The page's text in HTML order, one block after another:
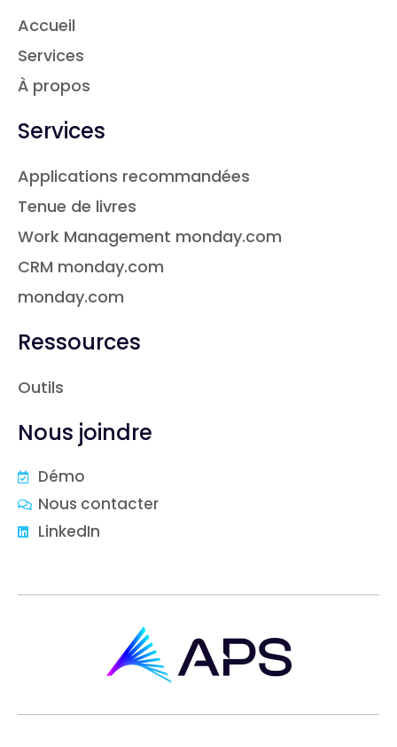
Accueil
Services
À propos
Services
Applications recommandées
Tenue de livres
Work Management monday.com
CRM monday.com
monday.com
Ressources
Outils
Nous joindre
Démo
Nous contacter
LinkedIn